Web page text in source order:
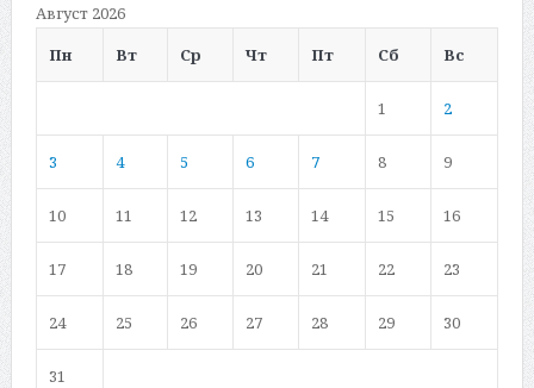
Август 2026
Пн
Вт Ср Чт Пт Сб Вс
1 2
3 4 5 6 7 8 9
10 11 12 13 14 15 16
17 18 19 20 21 22 23
24 25 26 27 28 29 30
31